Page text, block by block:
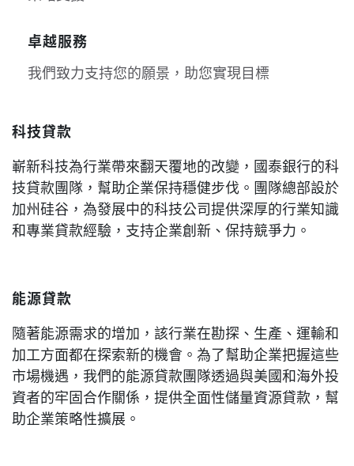
卓越服務
我們致力支持您的願景，助您實現目標
科技貸款
嶄新科技為行業帶來翻天覆地的改變，國泰銀行的科
技貸款團隊，幫助企業保持穩健步伐。團隊總部設於
加州硅谷，為發展中的科技公司提供深厚的行業知識
和專業貸款經驗，支持企業創新、保持競爭力。
能源貸款
隨著能源需求的增加，該行業在勘探、生產、運輸和
加工方面都在探索新的機會。為了幫助企業把握這些
市場機遇，我們的能源貸款團隊透過與美國和海外投
資者的牢固合作關係，提供全面性儲量資源貸款，幫
助企業策略性擴展。